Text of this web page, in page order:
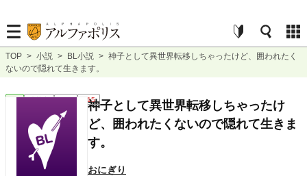
TOP > 小説 > BL小説 > 神子として異世界転移しちゃったけど、囲われたく
ないので隠れて生きます。
BL 連載中 長編 R15
神子として異世界転移しちゃったけ
ど、囲われたくないので隠れて生きま
す。
おにぎり